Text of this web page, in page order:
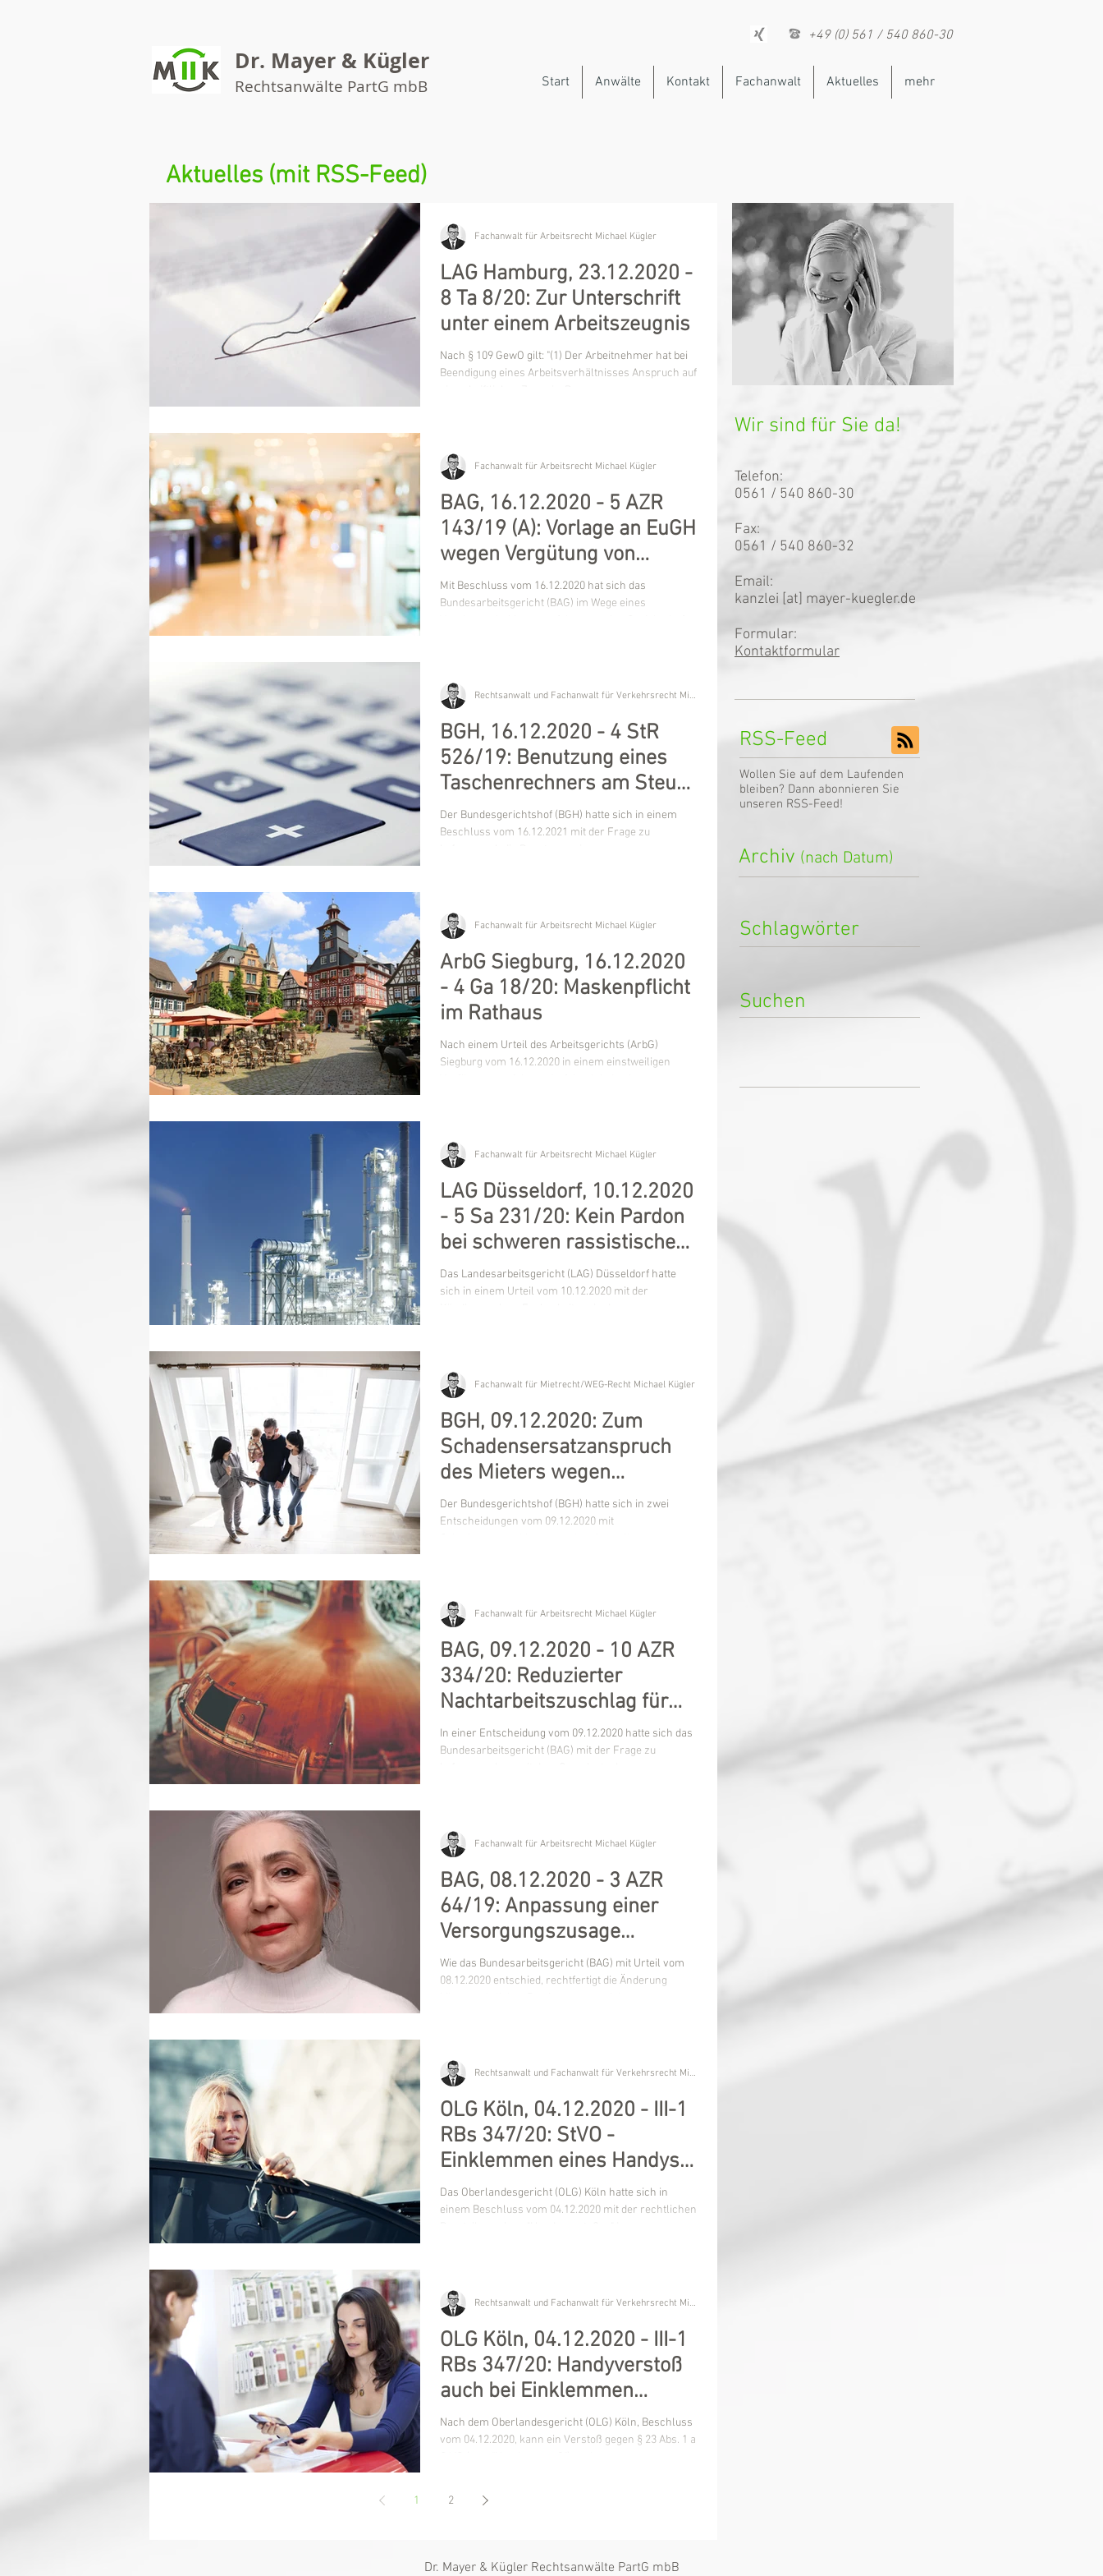
Dr. Mayer & Kügler
Rechtsanwälte PartG mbB
+49 (0) 561 / 540 860-30
Start Anwälte Kontakt Fachanwalt Aktuelles mehr
Aktuelles (mit RSS-Feed)
LAG Hamburg, 23.12.2020 -
8 Ta 8/20: Zur Unterschrift
unter einem Arbeitszeugnis
Nach § 109 GewO gilt: "(1) Der Arbeitnehmer hat bei
Beendigung eines Arbeitsverhältnisses Anspruch auf
Fachanwalt für Arbeitsrecht Michael Kügler
BAG, 16.12.2020 - 5 AZR
143/19 (A): Vorlage an EuGH
wegen Vergütung von
Leiharbeitnehmern
Mit Beschluss vom 16.12.2020 hat sich das
Bundesarbeitsgericht (BAG) im Wege eines
Fachanwalt für Arbeitsrecht Michael Kügler
BGH, 16.12.2020 - 4 StR
526/19: Benutzung eines
Taschenrechners am Steuer
nach § 23 StVO verboten
Der Bundesgerichtshof (BGH) hatte sich in einem
Beschluss vom 16.12.2021 mit der Frage zu
Rechtsanwalt und Fachanwalt für Verkehrsrecht Michael Kügler
ArbG Siegburg, 16.12.2020
- 4 Ga 18/20: Maskenpflicht
im Rathaus
Nach einem Urteil des Arbeitsgerichts (ArbG)
Siegburg vom 16.12.2020 in einem einstweiligen
Fachanwalt für Arbeitsrecht Michael Kügler
LAG Düsseldorf, 10.12.2020
- 5 Sa 231/20: Kein Pardon
bei schweren rassistischen
Beleidigungen
Das Landesarbeitsgericht (LAG) Düsseldorf hatte
sich in einem Urteil vom 10.12.2020 mit der
Fachanwalt für Arbeitsrecht Michael Kügler
BGH, 09.12.2020: Zum
Schadensersatzanspruch
des Mieters wegen
Maklerkosten für
Ersatzimmobilien-Kauf
Der Bundesgerichtshof (BGH) hatte sich in zwei
Entscheidungen vom 09.12.2020 mit
Fachanwalt für Mietrecht/WEG-Recht Michael Kügler
BAG, 09.12.2020 - 10 AZR
334/20: Reduzierter
Nachtarbeitszuschlag für
Schichtarbeit?
In einer Entscheidung vom 09.12.2020 hatte sich das
Bundesarbeitsgericht (BAG) mit der Frage zu
Fachanwalt für Arbeitsrecht Michael Kügler
BAG, 08.12.2020 - 3 AZR
64/19: Anpassung einer
Versorgungszusage
aufgrund bilanzieller
Änderungen?
Wie das Bundesarbeitsgericht (BAG) mit Urteil vom
08.12.2020 entschied, rechtfertigt die Änderung
Fachanwalt für Arbeitsrecht Michael Kügler
OLG Köln, 04.12.2020 - III-1
RBs 347/20: StVO -
Einklemmen eines Handys
zwischen Ohr und Schulter
Das Oberlandesgericht (OLG) Köln hatte sich in
einem Beschluss vom 04.12.2020 mit der rechtlichen
Rechtsanwalt und Fachanwalt für Verkehrsrecht Michael Kügler
OLG Köln, 04.12.2020 - III-1
RBs 347/20: Handyverstoß
auch bei Einklemmen
zwischen Ohr und Schulter
Nach dem Oberlandesgericht (OLG) Köln, Beschluss
vom 04.12.2020, kann ein Verstoß gegen § 23 Abs. 1 a
Rechtsanwalt und Fachanwalt für Verkehrsrecht Michael Kügler
1 2
Wir sind für Sie da!
Telefon:
0561 / 540 860-30
Fax:
0561 / 540 860-32
Email:
kanzlei [at] mayer-kuegler.de
Formular:
Kontaktformular
RSS-Feed
Wollen Sie auf dem Laufenden
bleiben? Dann abonnieren Sie
unseren RSS-Feed!
Archiv (nach Datum)
Schlagwörter
Suchen
Dr. Mayer & Kügler Rechtsanwälte PartG mbB